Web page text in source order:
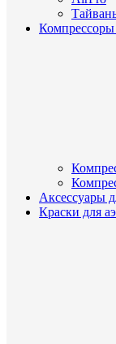
Аксессуары
Краски для